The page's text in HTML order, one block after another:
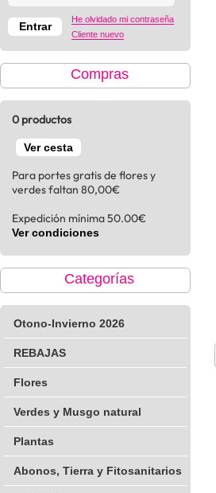
He olvidado mi contraseña
Cliente nuevo
Compras
0 productos
Ver cesta
Para portes gratis de flores y
verdes faltan 80,00€
Expedición mínima 50.00€
Ver condiciones
Categorías
Otono-Invierno 2026
REBAJAS
Flores
Verdes y Musgo natural
Plantas
Abonos, Tierra y Fitosanitarios